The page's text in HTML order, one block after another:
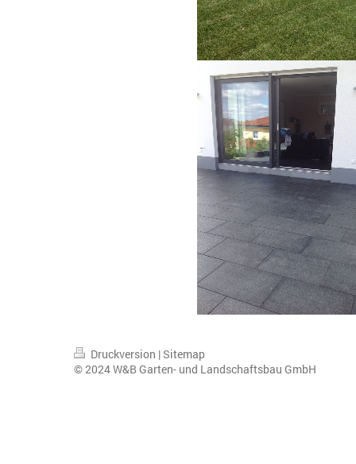
Druckversion |Sitemap
© 2024 W&B Garten- und Landschaftsbau GmbH